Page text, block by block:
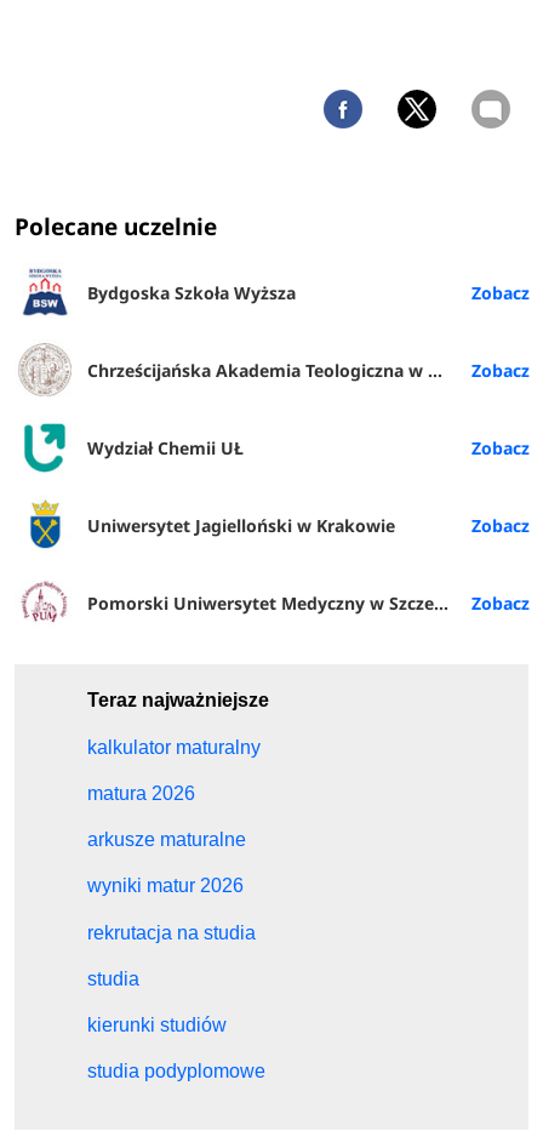
Polecane uczelnie
Bydgoska Szkoła Wyższa
Chrześcijańska Akademia Teologiczna w Warszawie
Wydział Chemii UŁ
Uniwersytet Jagielloński w Krakowie
Pomorski Uniwersytet Medyczny w Szczecinie
Teraz najważniejsze
kalkulator maturalny
matura 2026
arkusze maturalne
wyniki matur 2026
rekrutacja na studia
studia
kierunki studiów
studia podyplomowe